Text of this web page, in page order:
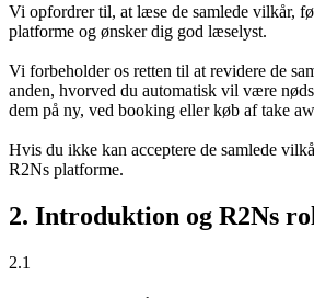
Vi opfordrer til, at læse de samlede vilkår,
platforme og ønsker dig god læselyst.
Vi forbeholder os retten til at revidere de
anden, hvorved du automatisk vil være
dem på ny, ved booking eller køb af take
Hvis du ikke kan acceptere de samlede
R2Ns platforme.
2. Introduktion og R2Ns
2.1